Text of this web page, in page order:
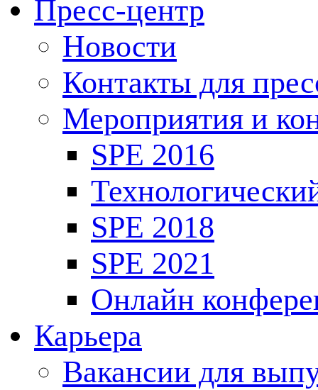
Пресс-центр
Новости
Контакты для
Мероприятия и
SPE 2016
SPE 2018
SPE 2021
Онлайн
Карьера
Вакансии для